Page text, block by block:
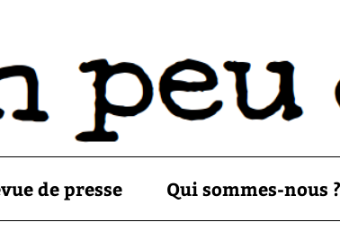
de presse Qui sommes-nous ?